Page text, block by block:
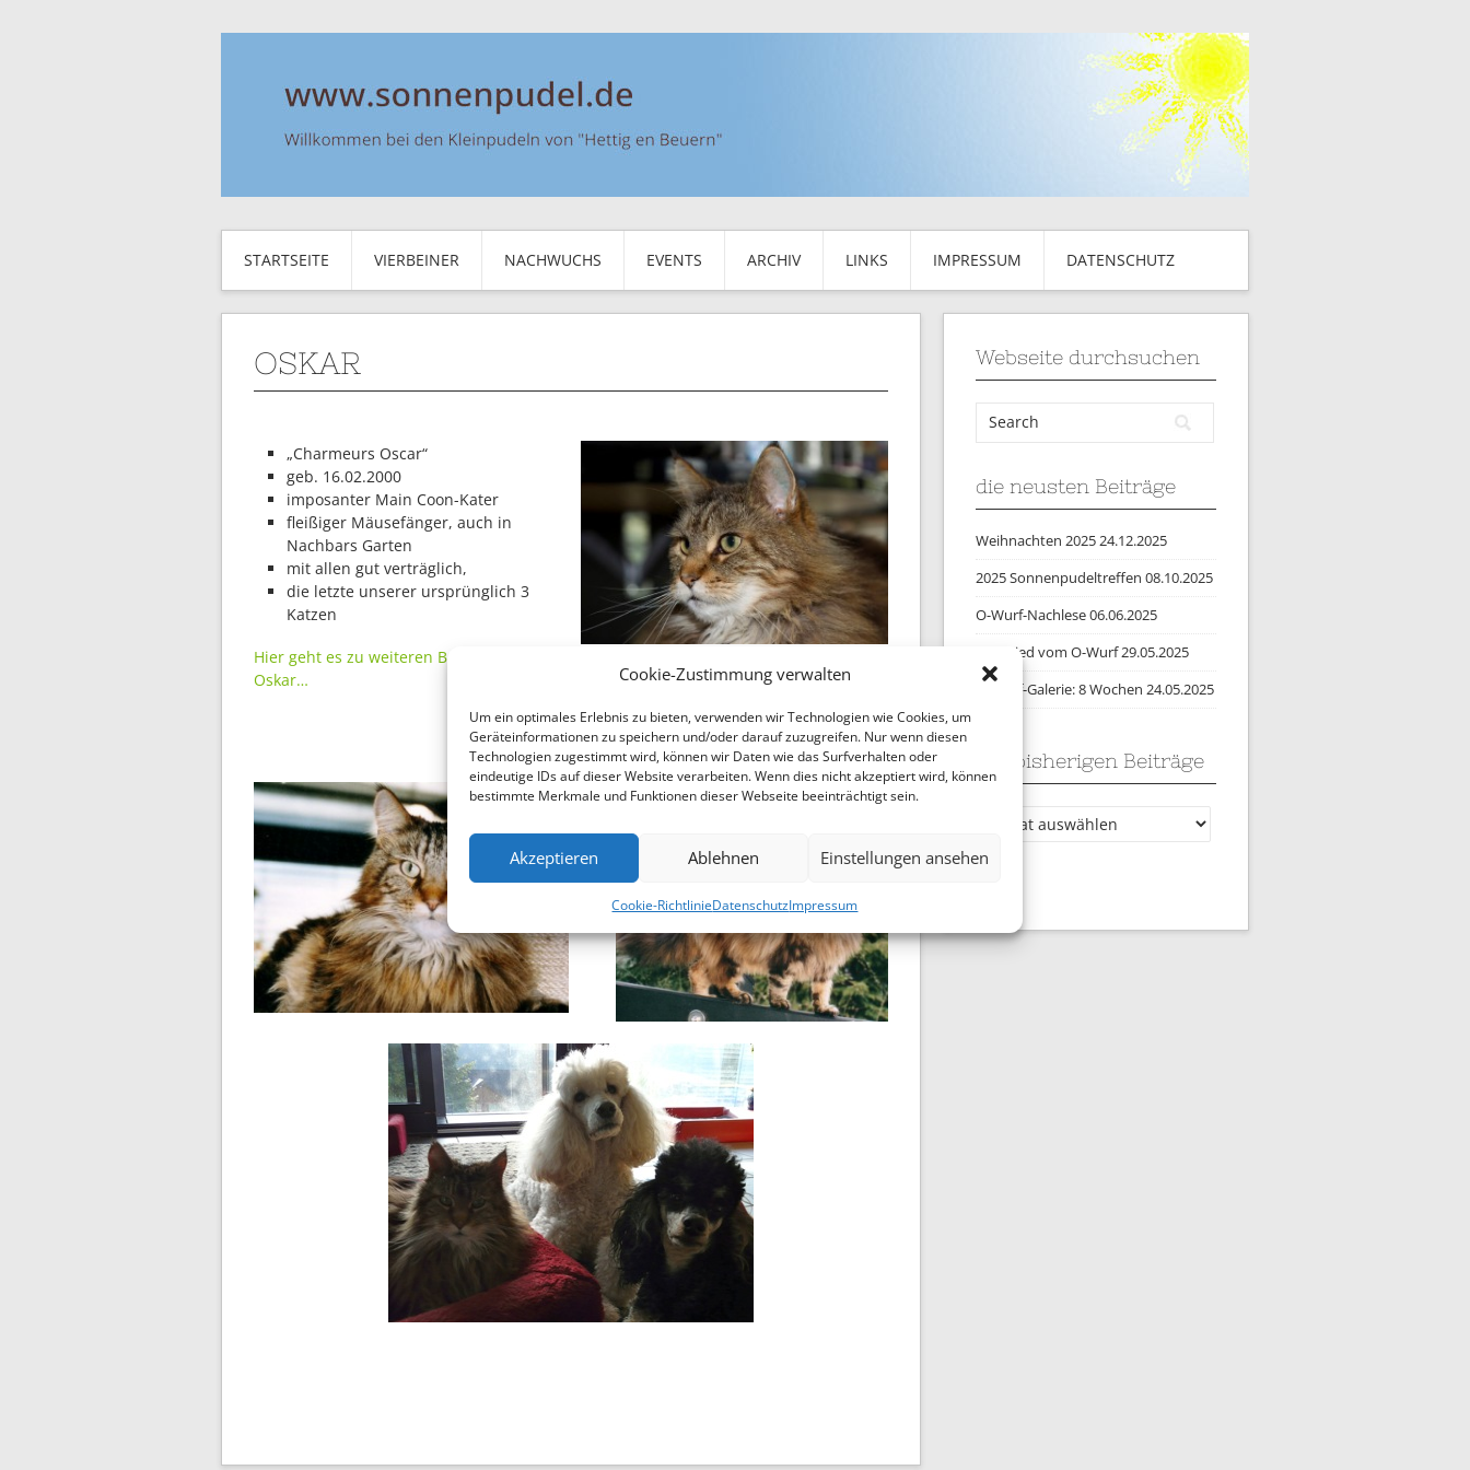
Cookie-Zustimmung verwalten
Um ein optimales Erlebnis zu bieten, verwenden wir Technologien wie Cookies, um
Geräteinformationen zu speichern und/oder darauf zuzugreifen. Nur wenn diesen
Technologien zugestimmt wird, können wir Daten wie das Surfverhalten oder
eindeutige IDs auf dieser Website verarbeiten. Wenn dies nicht akzeptiert wird, können
bestimmte Merkmale und Funktionen dieser Webseite beeinträchtigt sein.
Akzeptieren Ablehnen Einstellungen ansehen
Cookie-RichtlinieDatenschutzImpressum
STARTSEITE VIERBEINER NACHWUCHS EVENTS ARCHIV LINKS IMPRESSUM DATENSCHUTZ
OSKAR
„Charmeurs Oscar“
geb. 16.02.2000
imposanter Main Coon-Kater
fleißiger Mäusefänger, auch in
Nachbars Garten
mit allen gut verträglich,
die letzte unserer ursprünglich 3
Katzen
Hier geht es zu weiteren Beiträgen über
Oskar…
Webseite durchsuchen
die neusten Beiträge
Weihnachten 202524.12.2025
2025 Sonnenpudeltreffen 08.10.2025
O-Wurf-Nachlese06.06.2025
Abschied vom O-Wurf29.05.2025
O-Wurf-Galerie: 8 Wochen 24.05.2025
alle bisherigen Beiträge
bisherigen
Beiträge